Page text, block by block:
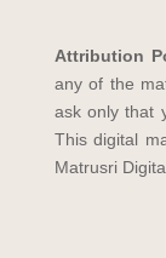
Attribution
any of the
ask only that
This digital
Matrusri